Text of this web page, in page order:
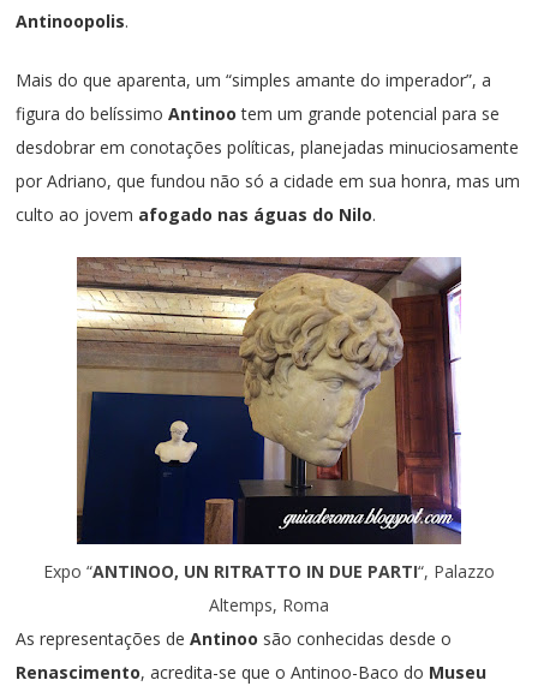
Antinoopolis.
Mais do que aparenta, um “simples amante do imperador”, a
figura do belíssimoAntinoo tem um grande potencial para se
desdobrar em conotações políticas, planejadas minuciosamente
por Adriano, que fundou não só a cidade em sua honra, mas um
culto ao jovem afogado nas águas do Nilo.
Expo “ANTINOO, UN RITRATTO IN DUE PARTI“, Palazzo
Altemps, Roma
As representações deAntinoo são conhecidas desde o
Renascimento, acredita-se que o Antinoo-Baco do Museu